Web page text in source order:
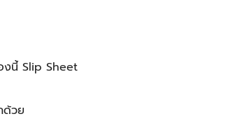
งนี้ Slip Sheet
ด้วย